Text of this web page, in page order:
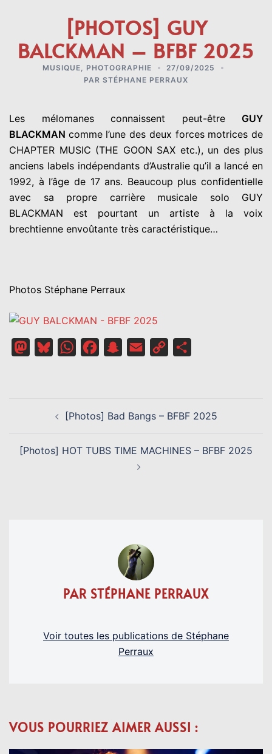
[PHOTOS] GUY
BALCKMAN – BFBF 2025
MUSIQUE PHOTOGRAPHIE
27/09/2025
PAR STÉPHANE PERRAUX
Les mélomanes connaissent peut-être GUY
BLACKMAN comme l’une des deux forces motrices de
CHAPTER MUSIC (THE GOON SAX etc.), un des plus
anciens labels indépendants d’Australie qu’il a lancé en
1992, à l’âge de 17 ans. Beaucoup plus confidentielle
avec sa propre carrière musicale solo GUY
BLACKMAN est pourtant un artiste à la voix
brechtienne envoûtante très caractéristique…
Photos Stéphane Perraux
MastodonBlueskyWhatsAppFacebookSnapchat
Email
Copy
D’ARTICLE[Photos] Bad Bangs – BFBF 2025
[Photos] HOT TUBS TIME MACHINES – BFBF 2025
PAR STÉPHANE PERRAUX
Voir toutes les publications de Stéphane
Perraux
VOUS POURRIEZ AIMER AUSSI :